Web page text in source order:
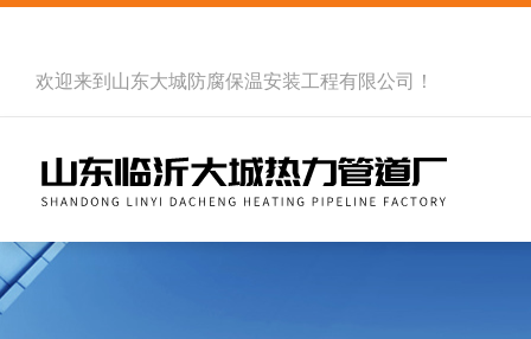
欢迎来到 山东大城防腐保温安装工程有限公司 ！